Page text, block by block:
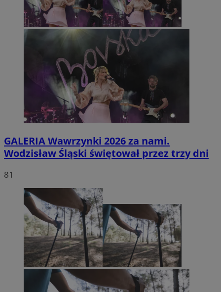
GALERIAWawrzynki 2026 za nami.
Wodzisław Śląski świętował przez trzy dni
81